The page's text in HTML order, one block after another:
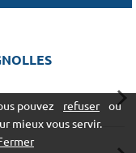
pouvez refuser
ou
mieux vous servir.